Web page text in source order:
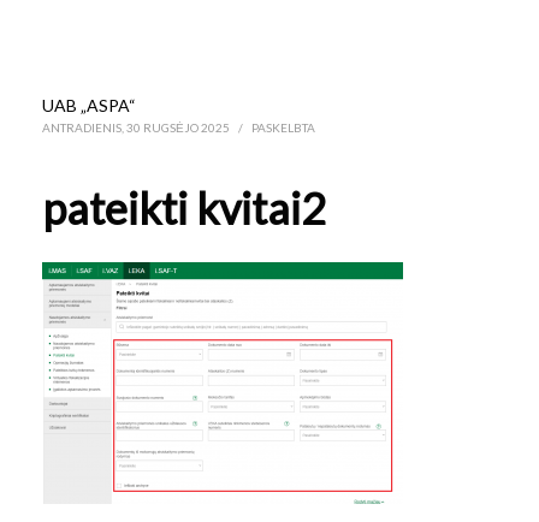
UAB „ASPA“
ANTRADIENIS, 30 RUGSĖJO 2025 / PASKELBTA
pateikti kvitai2